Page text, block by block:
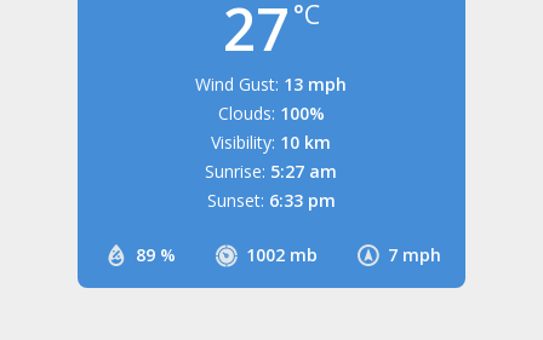
27 °C
89 % 1002 mb 7 mph
Wind Gust: 13 mph
Clouds: 100%
Visibility: 10 km
Sunrise: 5:27 am
Sunset: 6:33 pm